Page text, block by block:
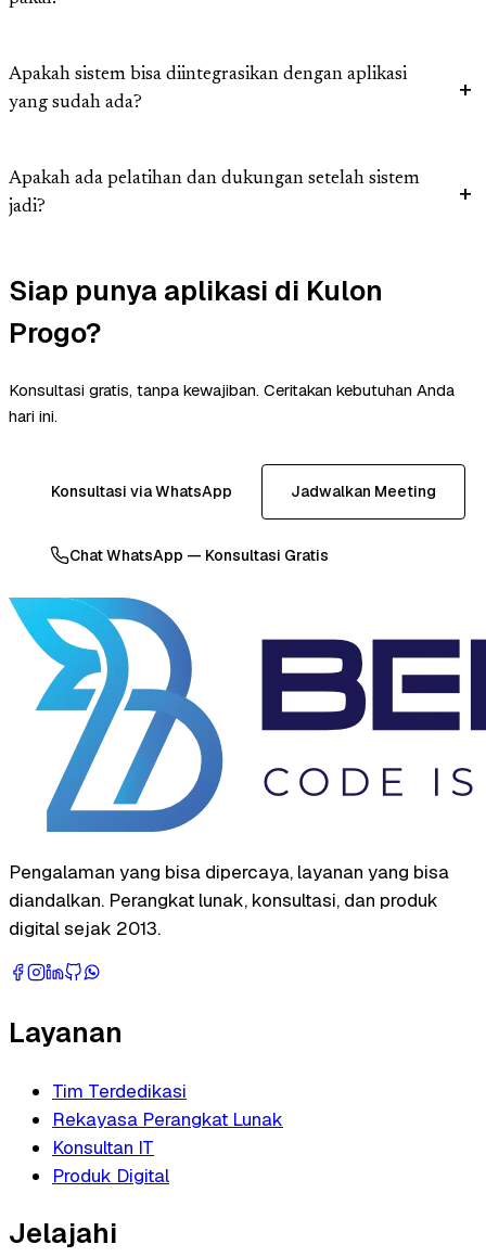
Apakah sistem bisa diintegrasikan dengan aplikasi
yang sudah ada?
Apakah ada pelatihan dan dukungan setelah sistem
jadi?
Siap punya aplikasi di Kulon
Progo?
Konsultasi gratis, tanpa kewajiban. Ceritakan kebutuhan Anda
hari ini.
Konsultasi via WhatsApp Jadwalkan Meeting
Chat WhatsApp — Konsultasi Gratis
Pengalaman yang bisa dipercaya, layanan yang bisa
diandalkan. Perangkat lunak, konsultasi, dan produk
digital sejak 2013.
Layanan
Tim Terdedikasi
Rekayasa Perangkat Lunak
Konsultan IT
Produk Digital
Jelajahi